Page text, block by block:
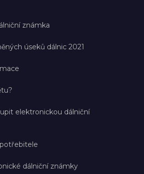
známka
úseků dálnic 2021
elektronickou dálniční
dálniční známky